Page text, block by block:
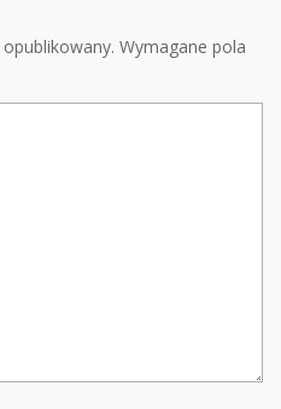
Wymagane pola